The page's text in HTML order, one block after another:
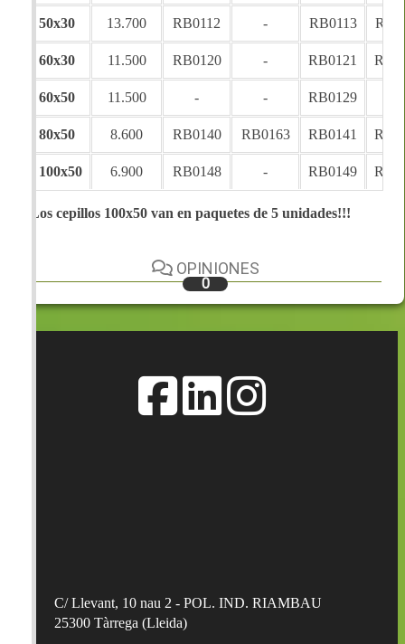
50x30 13.700 RB0112 - RB0113
60x30 11.500 RB0120 - RB0121
60x50 11.500 - - RB0129
80x50 8.600 RB0140 RB0163 RB0141
100x50 6.900 RB0148 - RB0149
Los cepillos 100x50 van en paquetes de 5 unidades!!!
OPINIONES
0
C/ Llevant, 10 nau 2 - POL. IND. RIAMBAU
25300 Tàrrega (Lleida)